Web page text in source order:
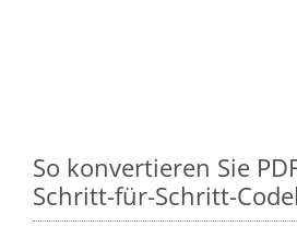
So konvertieren Sie
Schritt-für-Schritt-